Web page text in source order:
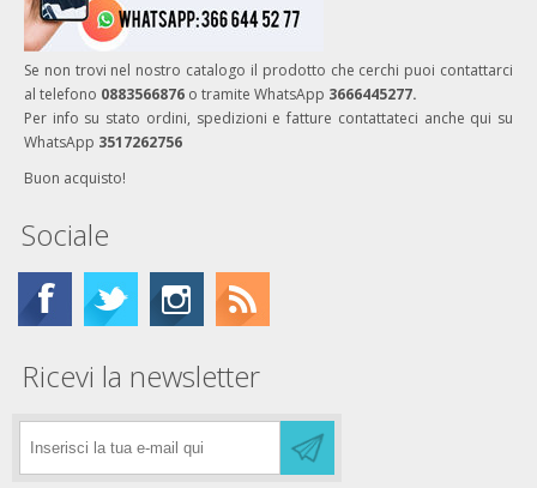
Se non trovi nel nostro catalogo il prodotto che cerchi puoi contattarci
al telefono 0883566876 o tramite WhatsApp 3666445277.
Per info su stato ordini, spedizioni e fatture contattateci anche qui su
WhatsApp 3517262756
Buon acquisto!
Sociale
Ricevi la newsletter